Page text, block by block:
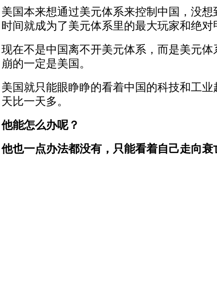
美国本来想通过美元体系来控制中国，没
时间就成为了美元体系里的最大玩家和绝对
现在不是中国离不开美元体系，而是美元
崩的一定是美国。
美国就只能眼睁睁的看着中国的科技和工
天比一天多。
他能怎么办呢？
他也一点办法都没有，只能看着自己走向衰